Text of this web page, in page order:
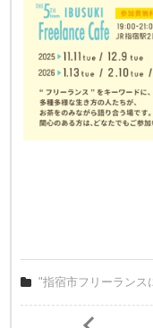
"指宿市フリーランス